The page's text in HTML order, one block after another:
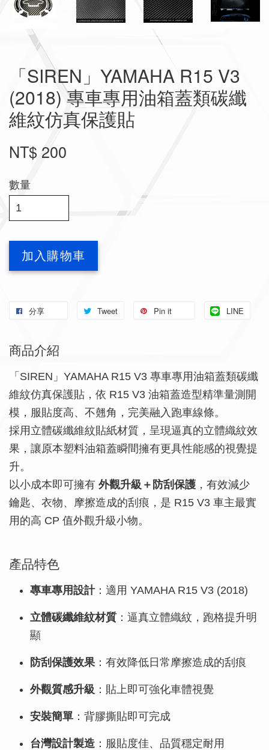
「SIREN」YAMAHA R15 V3
(2018) 專車專用油箱蓋類碳纖
維紋仿真保護貼
NT$ 200
數量
加入購物車
分享 Tweet Pin it LINE
商品介紹
「SIREN」YAMAHA R15 V3 專車專用油箱蓋類碳纖
維紋仿真保護貼，依 R15 V3 油箱蓋造型精準量測開
模，服貼度高、不翹角，完美融入跑車線條。
採用立體碳纖維紋貼紙材質，呈現逼真的立體織紋效
果，讓原本塑料油箱蓋瞬間擁有更具性能感的視覺提
升。
以小成本即可擁有 外觀升級＋防刮保護 ，有效減少
鑰匙、衣物、摩擦造成的刮痕，是 R15 V3 車主最實
用的高 CP 值外觀升級小物。
產品特色
專車專用設計：適用 YAMAHA R15 V3 (2018)
立體碳纖維紋材質 ：逼真立體織紋，跑格提升明
顯
防刮保護效果：有效降低日常摩擦造成的刮痕
外觀質感升級 ：貼上即可強化車體視覺
安裝簡單 ：背膠撕貼即可完成
台灣設計製造 ：服貼度佳、品質穩定耐用